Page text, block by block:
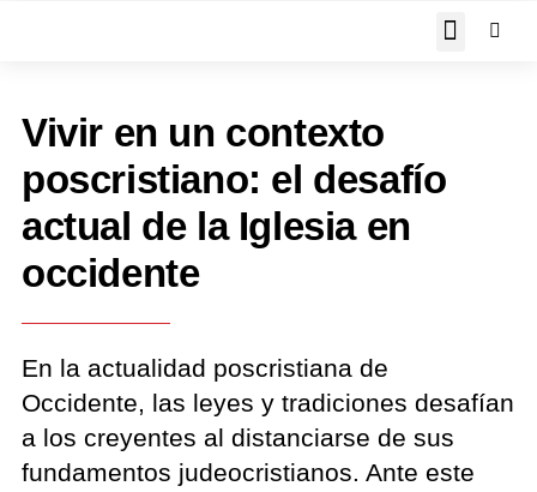
Vivir en un contexto
poscristiano: el desafío
actual de la Iglesia en
occidente
En la actualidad poscristiana de
Occidente, las leyes y tradiciones desafían
a los creyentes al distanciarse de sus
fundamentos judeocristianos. Ante este